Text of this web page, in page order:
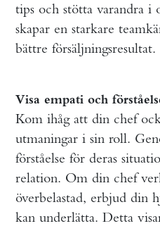
tips och stötta varandra i
skapar en starkare
bättre försäljningsresultat.
Visa empati och
Kom ihåg att din chef
utmaningar i sin roll.
förståelse för deras
relation. Om din chef
överbelastad, erbjud din
kan underlätta. Detta